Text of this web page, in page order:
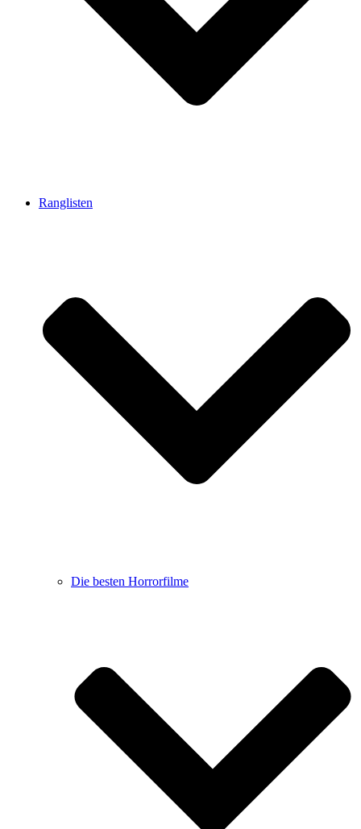
Ranglisten
Die besten Horrorfilme